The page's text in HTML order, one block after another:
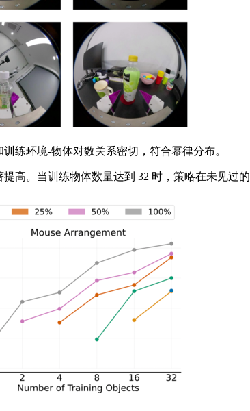
环境-物体对数关系密切，符合幂律分布。
。当训练物体数量达到 32 时，策略在未见过的